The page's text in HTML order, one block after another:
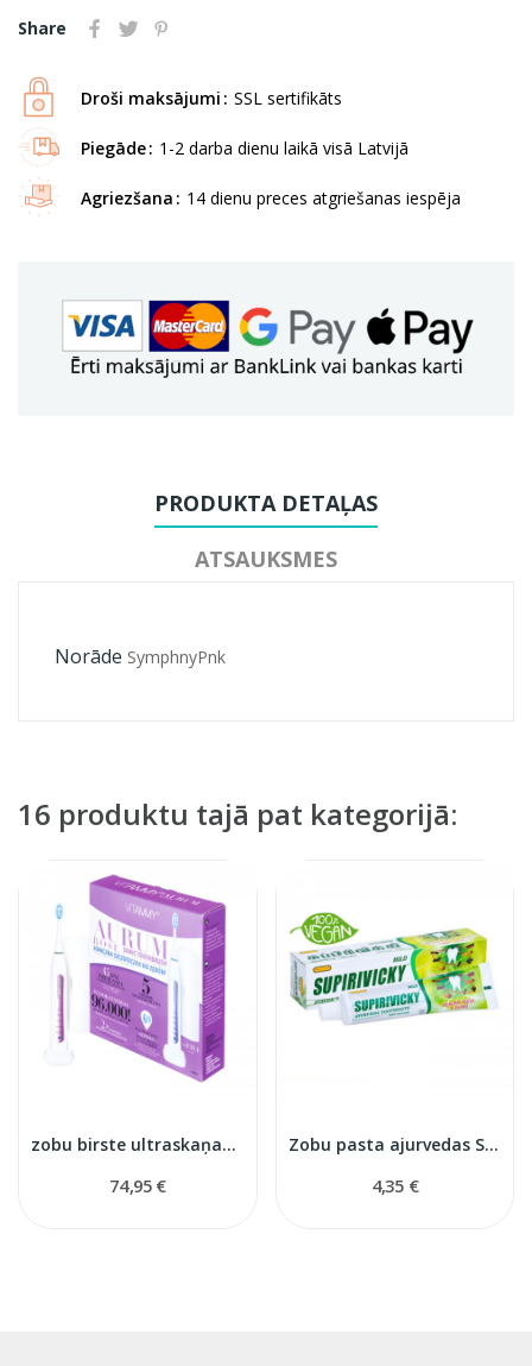
Share
Droši maksājumi SSL sertifikāts
Piegāde 1-2 darba dienu laikā visā Latvijā
Agriezšana 14 dienu preces atgriešanas iespēja
PRODUKTA DETAĻAS
ATSAUKSMES
Norāde SymphnyPnk
16 produktu tajā pat kategorijā:
zobu birste ultraskaņas Aurum Rose
74,95 €
Zobu pasta ajurvedas Supirivicki
4,35 €